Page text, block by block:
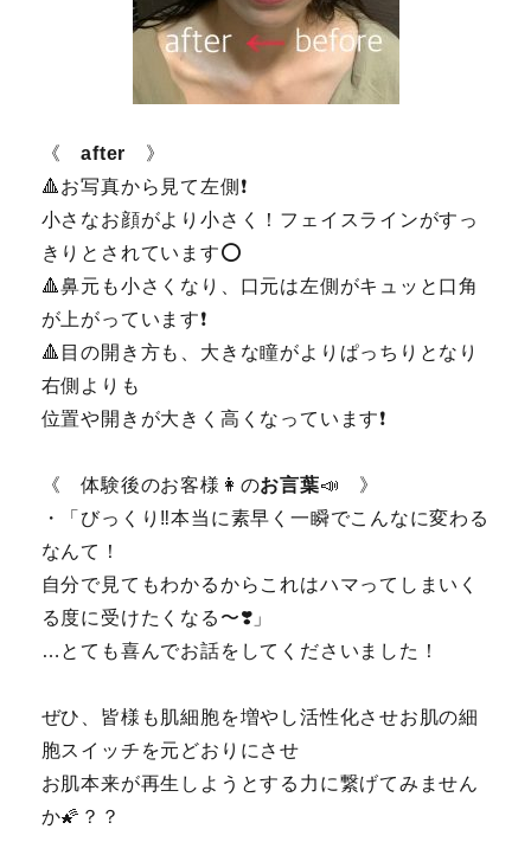
《after 》
🔺お写真から見て左側❗️
小さなお顔がより小さく！フェイスラインがすっ
きりとされています⭕️
🔺鼻元も小さくなり、口元は左側がキュッと口角
が上がっています❗️
🔺目の開き方も、大きな瞳がよりぱっちりとなり
右側よりも
位置や開きが大きく高くなっています❗️
《 体験後のお客様👩のお言葉📣 》
・「びっくり‼️本当に素早く一瞬でこんなに変わる
なんて！
自分で見てもわかるからこれはハマってしまいく
る度に受けたくなる〜❣️」
…とても喜んでお話をしてくださいました！
ぜひ、皆様も肌細胞を増やし活性化させお肌の細
胞スイッチを元どおりにさせ
お肌本来が再生しようとする力に繋げてみません
か🌠？？